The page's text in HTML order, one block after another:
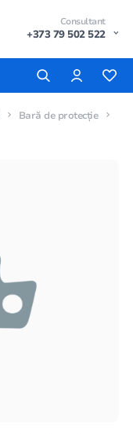
Consultant
+373 79 502 522
Bară de protecție